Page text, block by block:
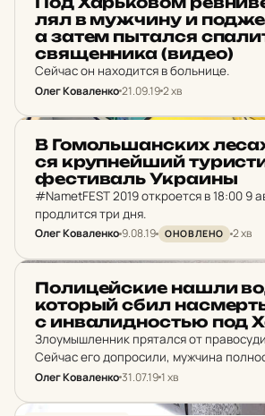
лял в муж­чи­ну и
а затем пытал­ся
свя­щен­ни­ка (видео)
Сейчас он находится в больнице.
Олег Коваленко21.09.192 хв
В Го­моль­шан­ских
ся круп­ней­ший
фес­ти­валь Ук­ра­ины
#NametFEST 2019 откроется в 18:00 9
продлится три дня.
Олег Коваленко9.08.19 ОНОВЛЕНО 2 хв
НОВИНИ ХАРКОВА
По­ли­цей­ские нашли
ко­торый сбил
с ин­ва­лид­нос­тью под
Злоумышленник прятался от
Сейчас его допросили, мужчина
свою вину.
Олег Коваленко31.07.191 хв